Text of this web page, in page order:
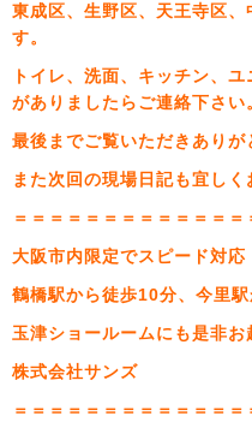
東成区、生野区、天王寺区
す。
トイレ、洗面、キッチン、
がありましたらご連絡下さい
最後までご覧いただきありが
また次回の現場日記も宜しく
＝＝＝＝＝＝＝＝＝＝＝＝
大阪市内限定でスピード対応
鶴橋駅から徒歩10分、今里
玉津ショールームにも是非
株式会社サンズ
＝＝＝＝＝＝＝＝＝＝＝＝